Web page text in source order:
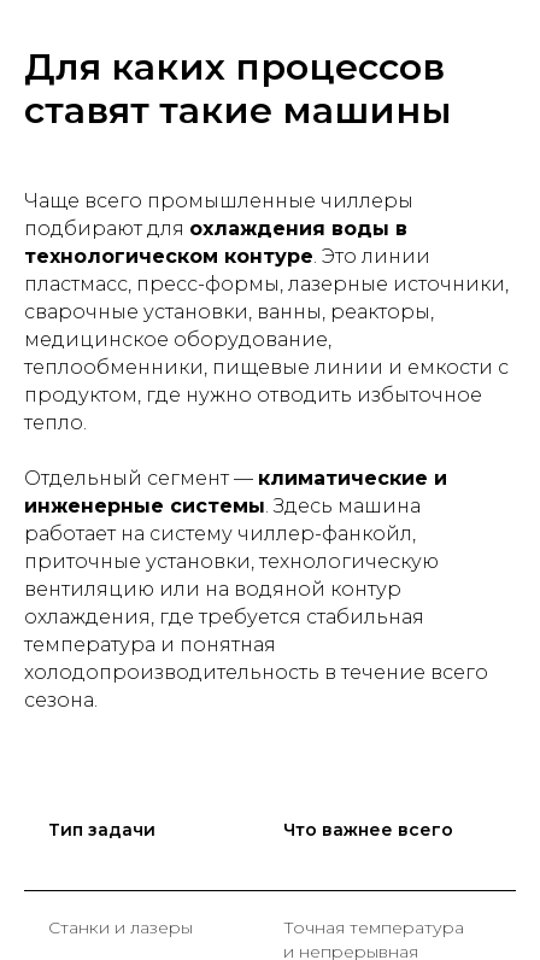
Для каких процессов
ставят такие машины
Чаще всего промышленные чиллеры
подбирают для охлаждения воды в
технологическом контуре . Это линии
пластмасс, пресс-формы, лазерные источники,
сварочные установки, ванны, реакторы,
медицинское оборудование,
теплообменники, пищевые линии и емкости с
продуктом, где нужно отводить избыточное
тепло.
Отдельный сегмент — климатические и
инженерные системы . Здесь машина
работает на систему чиллер-фанкойл,
приточные установки, технологическую
вентиляцию или на водяной контур
охлаждения, где требуется стабильная
температура и понятная
холодопроизводительность в течение всего
сезона.
Тип задачи Что важнее всего
Станки и лазеры
Точная температура
и непрерывная